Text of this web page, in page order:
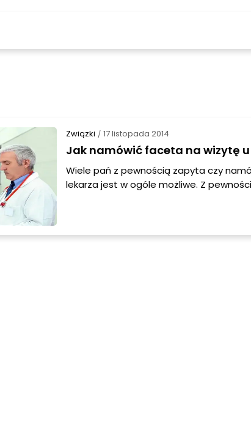
Związki / 17 listopada 2014
Jak namówić faceta na wizytę
Wiele pań z pewnością zapyta czy
lekarza jest w ogóle możliwe. Z
przekonać do wizyty w przychodni.